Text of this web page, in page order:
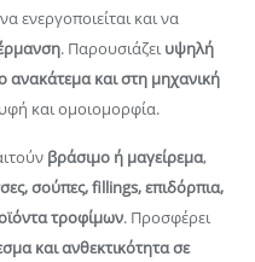
ενεργοποιείται και να
. Παρουσιάζειυψηλή
ανακάτεμα και στη μηχανική
και ομοιομορφία.
βράσιμο ή μαγείρεμα,
σούπες, fillings, επιδόρπια,
τροφίμων. Προσφέρει
και ανθεκτικότητα σε